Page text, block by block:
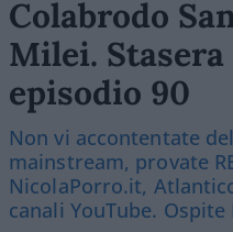
Colabrodo
Milei.
episodio 90
Non vi accontentate
mainstream, provate
NicolaPorro.it,
canali YouTube.